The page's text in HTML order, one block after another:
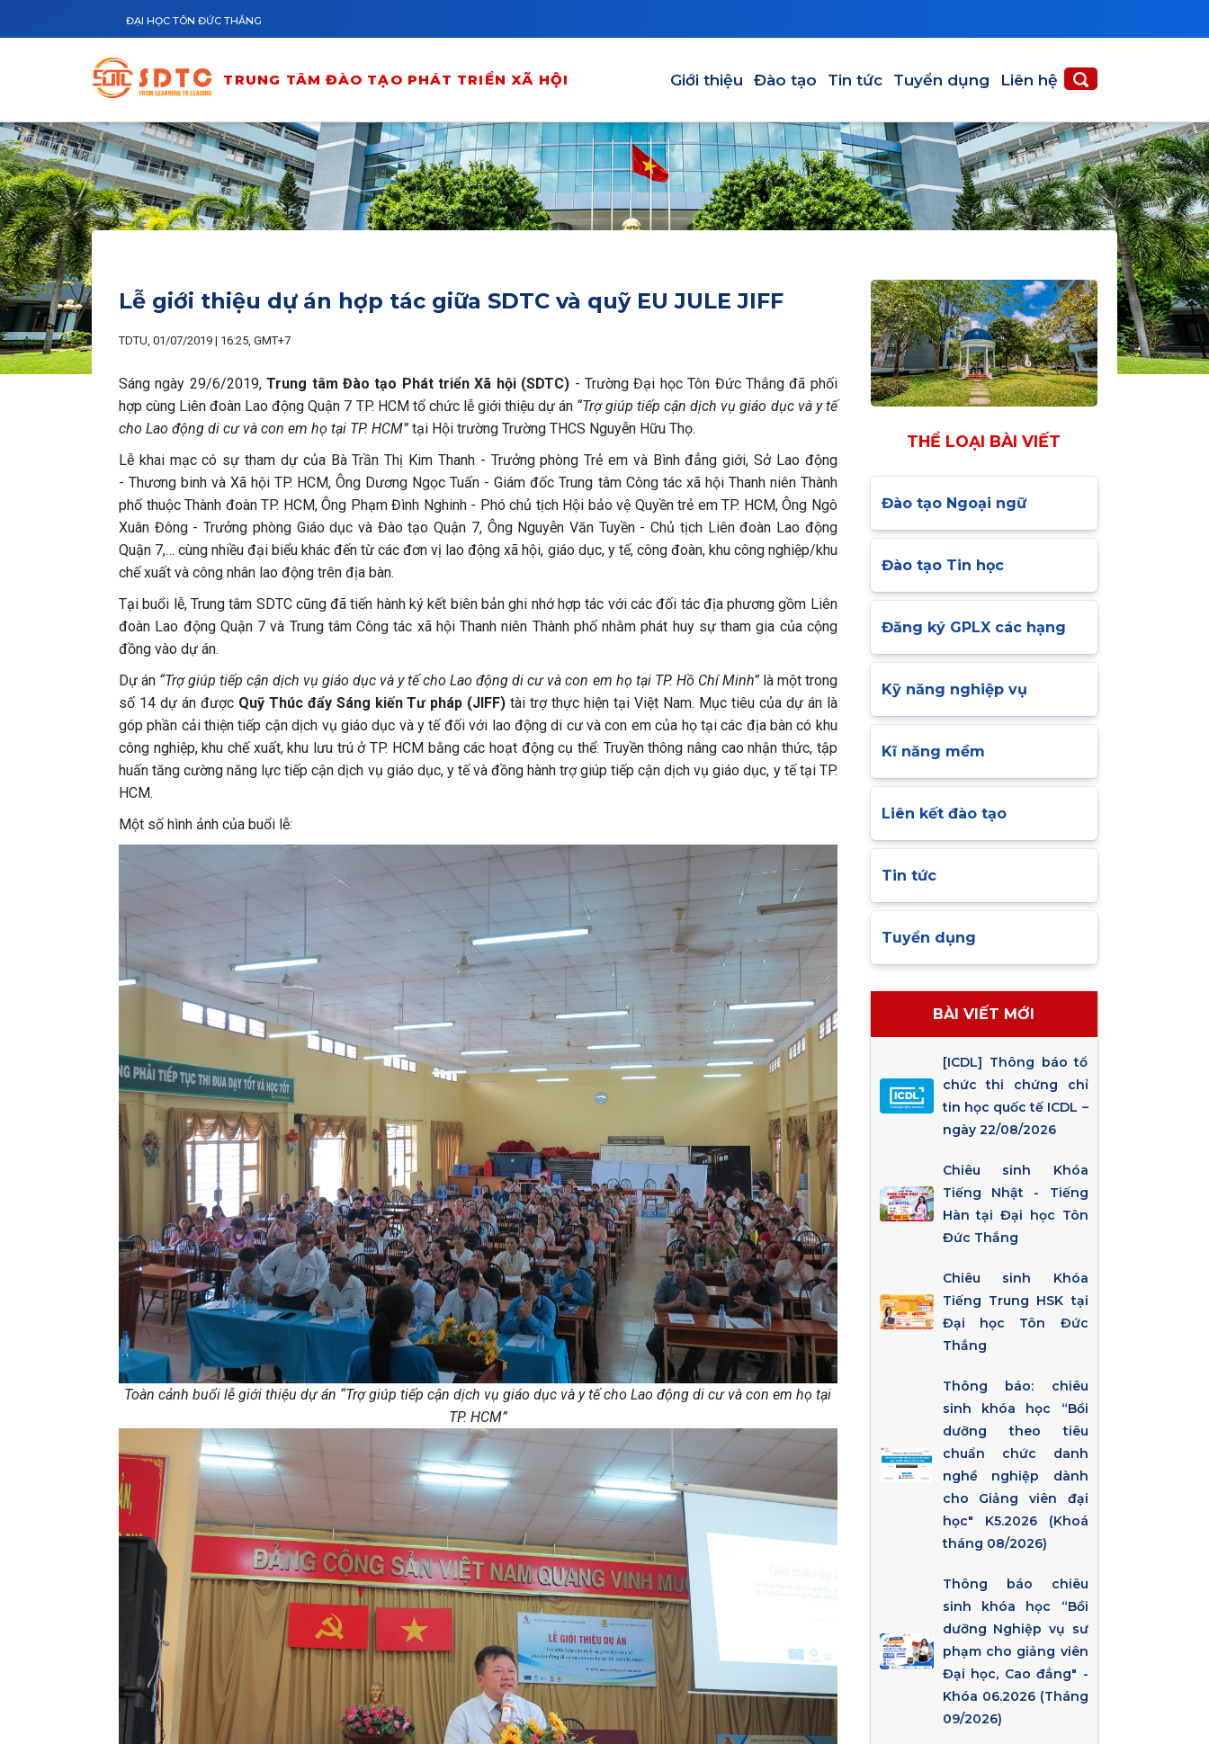
ĐẠI HỌC TÔN ĐỨC THẮNG
TRUNG TÂM ĐÀO TẠO PHÁT TRIỂN XÃ HỘI Giới thiệu Đào tạo Tin tức Tuyển dụng Liên hệ
Lễ giới thiệu dự án hợp tác giữa SDTC và quỹ EU JULE JIFF
TDTU, 01/07/2019 | 16:25, GMT+7
Sáng ngày 29/6/2019,Trung tâm Đào tạo Phát triển Xã hội (SDTC) - Trường Đại học Tôn Đức Thắng đã phối
hợp cùng Liên đoàn Lao động Quận 7 TP. HCM tổ chức lễ giới thiệu dự án “Trợ giúp tiếp cận dịch vụ giáo dục và y tế
cho Lao động di cư và con em họ tại TP. HCM” tại Hội trường Trường THCS Nguyễn Hữu Thọ.
Lễ khai mạc có sự tham dự của Bà Trần Thị Kim Thanh - Trưởng phòng Trẻ em và Bình đẳng giới, Sở Lao động
- Thương binh và Xã hội TP. HCM, Ông Dương Ngọc Tuấn - Giám đốc Trung tâm Công tác xã hội Thanh niên Thành
phố thuộc Thành đoàn TP. HCM, Ông Phạm Đình Nghinh - Phó chủ tịch Hội bảo vệ Quyền trẻ em TP. HCM, Ông Ngô
Xuân Đông - Trưởng phòng Giáo dục và Đào tạo Quận 7, Ông Nguyễn Văn Tuyền - Chủ tịch Liên đoàn Lao động
Quận 7,… cùng nhiều đại biểu khác đến từ các đơn vị lao động xã hội, giáo dục, y tế, công đoàn, khu công nghiệp/khu
chế xuất và công nhân lao động trên địa bàn.
Tại buổi lễ, Trung tâm SDTC cũng đã tiến hành ký kết biên bản ghi nhớ hợp tác với các đối tác địa phương gồm Liên
đoàn Lao động Quận 7 và Trung tâm Công tác xã hội Thanh niên Thành phố nhằm phát huy sự tham gia của cộng
đồng vào dự án.
Dự án “Trợ giúp tiếp cận dịch vụ giáo dục và y tế cho Lao động di cư và con em họ tại TP. Hồ Chí Minh”là một trong
số 14 dự án được Quỹ Thúc đẩy Sáng kiến Tư pháp (JIFF) tài trợ thực hiện tại Việt Nam. Mục tiêu của dự án là
góp phần cải thiện tiếp cận dịch vụ giáo dục và y tế đối với lao động di cư và con em của họ tại các địa bàn có khu
công nghiệp, khu chế xuất, khu lưu trú ở TP. HCM bằng các hoạt động cụ thể: Truyền thông nâng cao nhận thức, tập
huấn tăng cường năng lực tiếp cận dịch vụ giáo dục, y tế và đồng hành trợ giúp tiếp cận dịch vụ giáo dục, y tế tại TP.
HCM.
Một số hình ảnh của buổi lễ:
Toàn cảnh buổi lễ giới thiệu dự án “Trợ giúp tiếp cận dịch vụ giáo dục và y tế cho Lao động di cư và con em họ tại
TP. HCM”
THỂ LOẠI BÀI VIẾT
Đào tạo Ngoại ngữ
Đào tạo Tin học
Đăng ký GPLX các hạng
Kỹ năng nghiệp vụ
Kĩ năng mềm
Liên kết đào tạo
Tin tức
Tuyển dụng
BÀI VIẾT MỚI
[ICDL] Thông báo tổ
chức thi chứng chỉ
tin học quốc tế ICDL –
ngày 22/08/2026
Chiêu sinh Khóa
Tiếng Nhật - Tiếng
Hàn tại Đại học Tôn
Đức Thắng
Chiêu sinh Khóa
Tiếng Trung HSK tại
Đại học Tôn Đức
Thắng
Thông báo: chiêu
sinh khóa học “Bồi
dưỡng theo tiêu
chuẩn chức danh
nghề nghiệp dành
cho Giảng viên đại
học" K5.2026 (Khoá
tháng 08/2026)
Thông báo chiêu
sinh khóa học “Bồi
dưỡng Nghiệp vụ sư
phạm cho giảng viên
Đại học, Cao đẳng" -
Khóa 06.2026 (Tháng
09/2026)